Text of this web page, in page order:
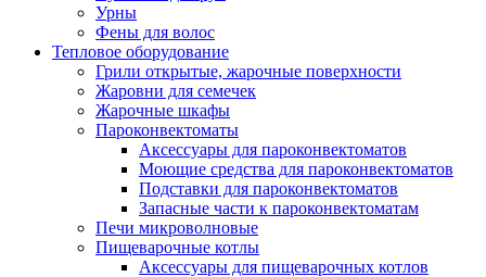
Урны
Фены для волос
Тепловое оборудование
Грили открытые, жарочные поверхности
Жаровни для семечек
Жарочные шкафы
Пароконвектоматы
Аксессуары для пароконвектоматов
Моющие средства для пароконвектоматов
Подставки для пароконвектоматов
Запасные части к пароконвектоматам
Печи микроволновые
Пищеварочные котлы
Аксессуары для пищеварочных котлов